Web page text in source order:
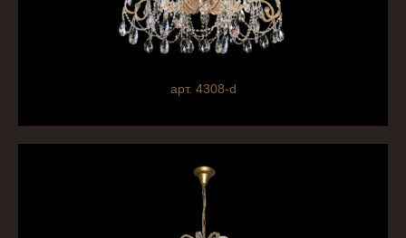
арт. 4308-d